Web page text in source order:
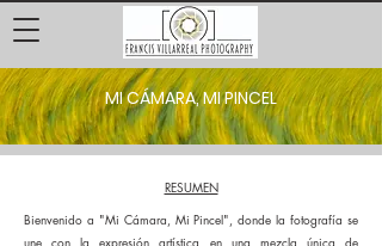
MI CÁMARA, MI PINCEL
RESUMEN
Bienvenido a "Mi Cámara, Mi Pincel", donde la fotografía se
une con la expresión artística en una mezcla única de